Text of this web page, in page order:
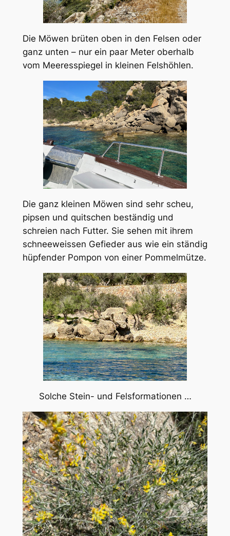
Die Möwen brüten oben in den Felsen oder
ganz unten – nur ein paar Meter oberhalb
vom Meeresspiegel in kleinen Felshöhlen.
Die ganz kleinen Möwen sind sehr scheu,
pipsen und quitschen beständig und
schreien nach Futter. Sie sehen mit ihrem
schneeweissen Gefieder aus wie ein ständig
hüpfender Pompon von einer Pommelmütze.
Solche Stein- und Felsformationen …